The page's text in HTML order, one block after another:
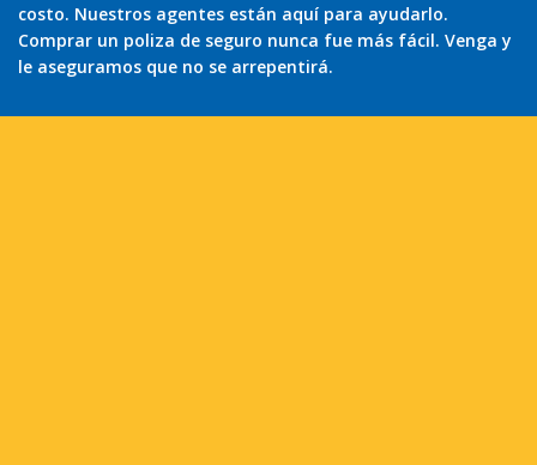
costo. Nuestros agentes están aquí para ayudarlo.
Comprar un poliza de seguro nunca fue más fácil. Venga y
le aseguramos que no se arrepentirá.